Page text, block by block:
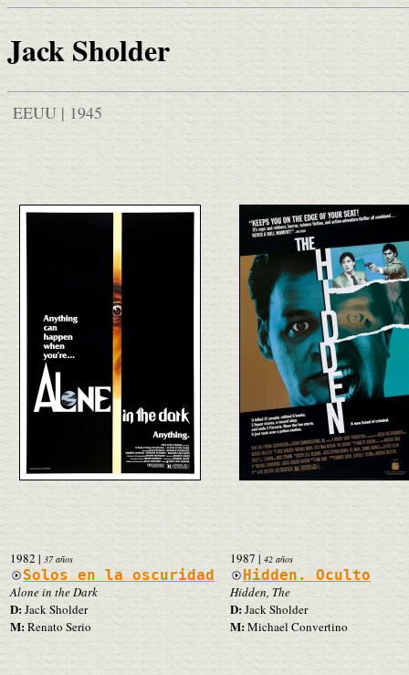
Jack Sholder
EEUU | 1945
1982 | 37 años
Solos en la oscuridad
Alone in the Dark
D:Jack Sholder
M:Renato Serio
1987 |42 años
Hidden. Oculto
Hidden, The
D:Jack Sholder
M:Michael Convertino